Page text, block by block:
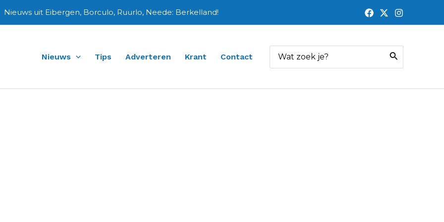
Nieuws uit Eibergen, Borculo, Ruurlo, Neede: Berkelland!
Nieuws Tips Adverteren Krant Contact
naar: